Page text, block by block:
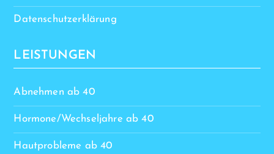
Datenschutzerklärung
LEISTUNGEN
Abnehmen ab 40
Hormone/Wechseljahre ab 40
Hautprobleme ab 40